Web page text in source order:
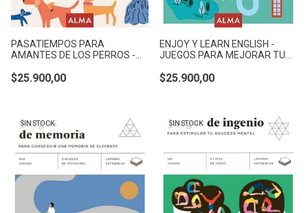
PASATIEMPOS PARA
AMANTES DE LOS PERROS -
$25.900,00
ENJOY Y LEARN ENGLISH -
JUEGOS PARA MEJORAR TU
$25.900,00
SIN STOCK SIN STOCK